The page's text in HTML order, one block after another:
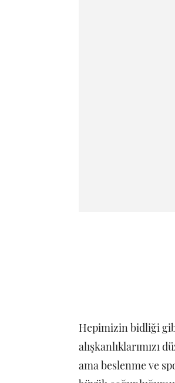
Hepimizin bidliği
ama beslenme ve